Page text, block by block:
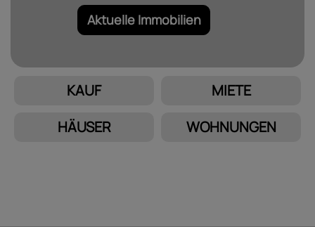
Aktuelle Immobilien
KAUF
MIETE
HÄUSER
WOHNUNGEN